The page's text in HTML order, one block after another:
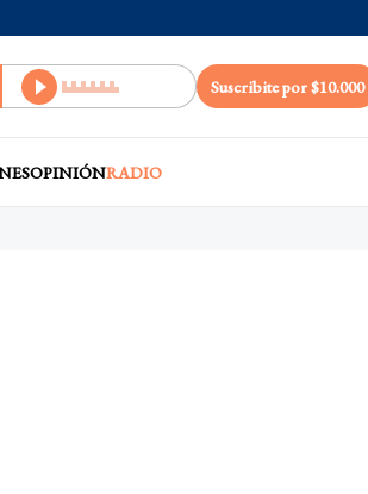
Suscribite por $10.000
OPINIÓNRADIO